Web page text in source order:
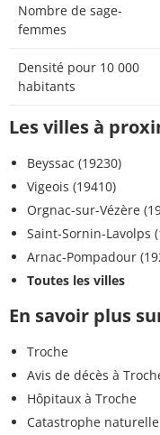
Nombre de sage-
femmes
Densité pour 10 000
habitants
Les villes à
Beyssac (19230)
Vigeois (19410)
Orgnac-sur-Vézère
Saint-Sornin-Lavolps
Arnac-Pompadour
Toutes les villes
En savoir plus
Troche
Avis de décès à
Hôpitaux à Troche
Catastrophe